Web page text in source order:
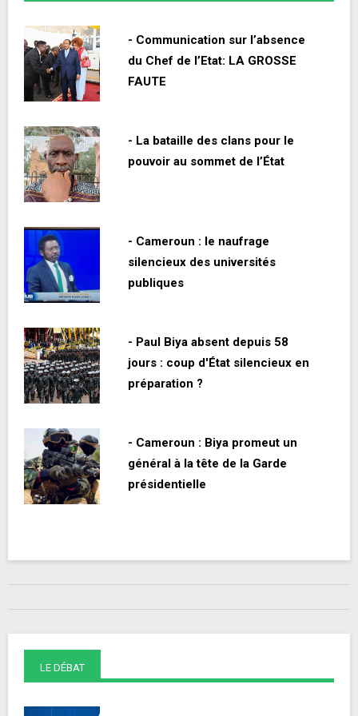
- Communication sur l’absence
du Chef de l’Etat: LA GROSSE
FAUTE
- La bataille des clans pour le
pouvoir au sommet de l’État
- Cameroun : le naufrage
silencieux des universités
publiques
- Paul Biya absent depuis 58
jours : coup d'État silencieux en
préparation ?
- Cameroun : Biya promeut un
général à la tête de la Garde
présidentielle
LE DÉBAT